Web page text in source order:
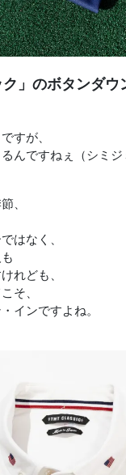
」のボタンダウ
すが、
んですねぇ（シミジ
、
はなく、
れども、
そ、
インですよね。